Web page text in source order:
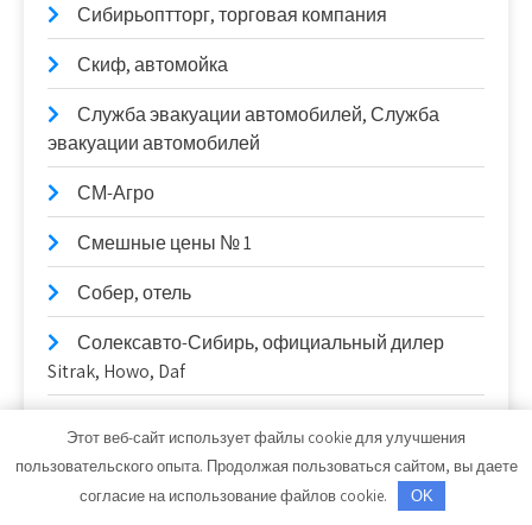
Сибирьоптторг, торговая компания
Скиф, автомойка
Служба эвакуации автомобилей, Служба
эвакуации автомобилей
СМ-Агро
Смешные цены № 1
Собер, отель
Солексавто-Сибирь, официальный дилер
Sitrak, Howo, Daf
Sitrak, Howo, Daf
СтайлингАвто
Этот веб-сайт использует файлы cookie для улучшения
пользовательского опыта. Продолжая пользоваться сайтом, вы даете
согласие на использование файлов cookie.
OK